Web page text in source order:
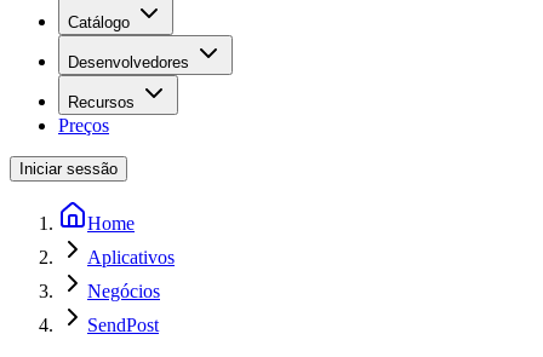
Catálogo
Desenvolvedores
Recursos
Preços
Iniciar sessão
Home
Aplicativos
Negócios
SendPost